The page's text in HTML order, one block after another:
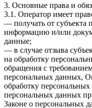
3. Основные права и
3.1. Оператор имеет
— получать от субъекта
информацию и/или
данные;
— в случае отзыва
на обработку
обращения с
персональных данных,
обработку персональных
персональных данных
Законе о персональных